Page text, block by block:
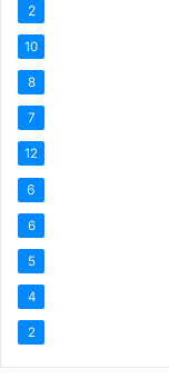
2
10
8
7
12
6
6
5
4
2